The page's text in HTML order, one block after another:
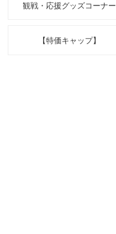
観戦・応援グッズコーナー
【特価キャップ】